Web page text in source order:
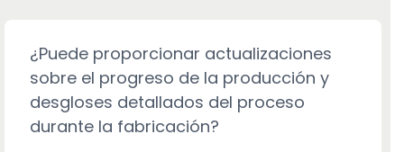
¿Puede proporcionar actualizaciones
sobre el progreso de la producción y
desgloses detallados del proceso
durante la fabricación?